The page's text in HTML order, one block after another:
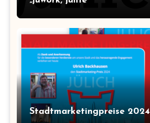
Stadtmarketingpreise 2024